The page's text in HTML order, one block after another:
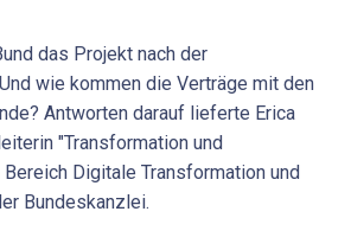
das Projekt nach der
wie kommen die Verträge mit den
Antworten darauf lieferte Erica
"Transformation und
Digitale Transformation und
Bundeskanzlei.